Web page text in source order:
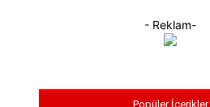
- Reklam-
Popüler İçerikler